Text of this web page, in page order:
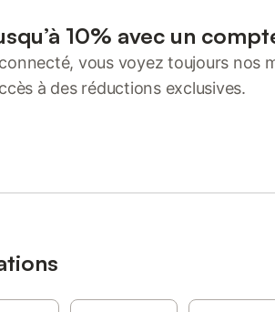
10% avec un
vous voyez toujours nos
à des réductions exclusives.